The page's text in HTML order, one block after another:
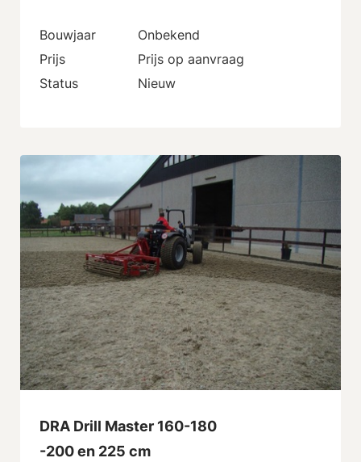
Bouwjaar
Onbekend
Prijs
Prijs op aanvraag
Status
Nieuw
DRA Drill Master 160-180
-200 en 225 cm